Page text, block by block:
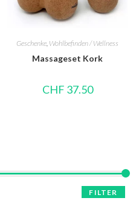
Geschenke Wohlbefinden / Wellness
Massageset Kork
CHF 37.50
FILTER